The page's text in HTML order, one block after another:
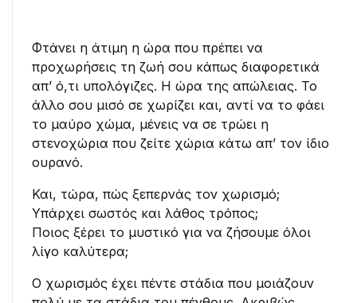
Φτάνει η άτιμη η ώρα που πρέπει να
προχωρήσεις τη ζωή σου κάπως διαφορετικά
απ’ ό,τι υπολόγιζες. Η ώρα της απώλειας. Το
άλλο σου μισό σε χωρίζει και, αντί να το φάει
το μαύρο χώμα, μένεις να σε τρώει η
στενοχώρια που ζείτε χώρια κάτω απ’ τον ίδιο
ουρανό.
Και, τώρα, πώς ξεπερνάς τον χωρισμό;
Υπάρχει σωστός και λάθος τρόπος;
Ποιος ξέρει το μυστικό για να ζήσουμε όλοι
λίγο καλύτερα;
Ο χωρισμός έχει πέντε στάδια που μοιάζουν